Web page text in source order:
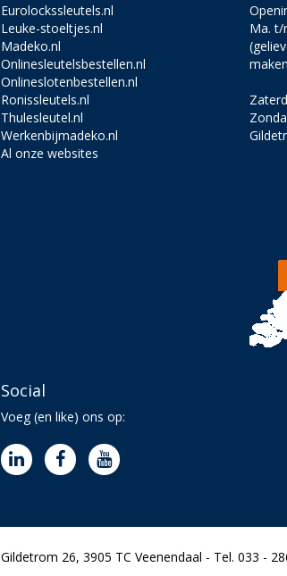
Eurolockssleutels.nl
Leuke-stoeltjes.nl
Madeko.nl
Onlinesleutelsbestellen.nl
Onlineslotenbestellen.nl
Ronissleutels.nl
Thulesleutel.nl
Werkenbijmadeko.nl
Al onze websites
Ma. t/
Social
Voeg (en like) ons op:
Gildetrom 26, 3905 TC Veenendaal - Tel. 033 -